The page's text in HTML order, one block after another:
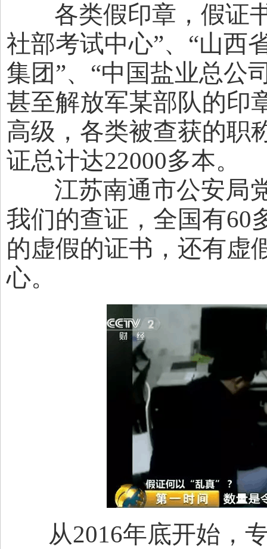
各类假印章，假证书
社部考试中心”、“山西
集团”、“中国盐业总公
甚至解放军某部队的印
高级，各类被查获的职
证总计达22000多本。
江苏南通市公安局党
我们的查证，全国有60
的虚假的证书，还有虚
心。
从2016年底开始，专